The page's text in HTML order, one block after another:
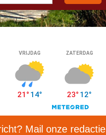
Mail onze redactie